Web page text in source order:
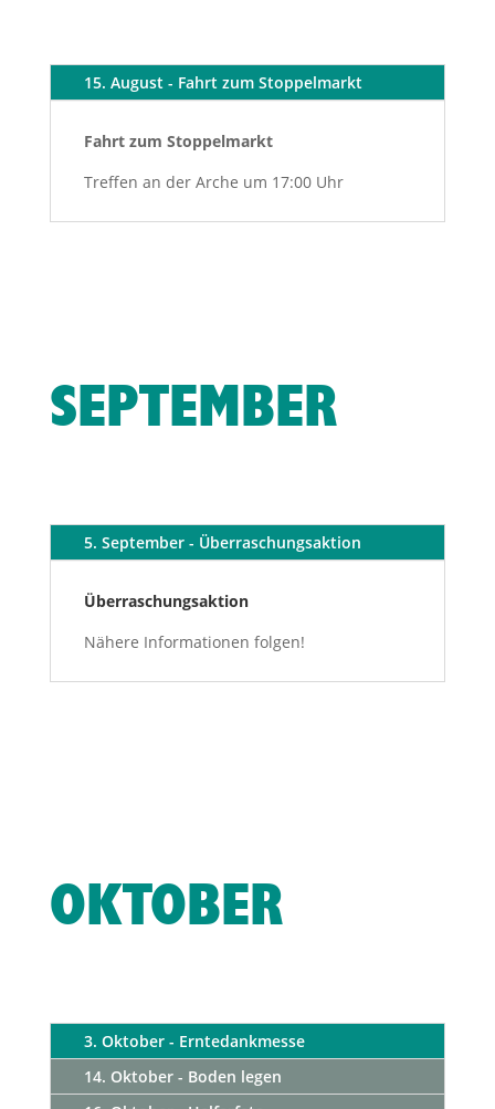
15. August - Fahrt zum Stoppelmarkt
Fahrt zum Stoppelmarkt
Treffen an der Arche um 17:00 Uhr
SEPTEMBER
5. September - Überraschungsaktion
Überraschungsaktion
Nähere Informationen folgen!
OKTOBER
3. Oktober - Erntedankmesse
14. Oktober - Boden legen